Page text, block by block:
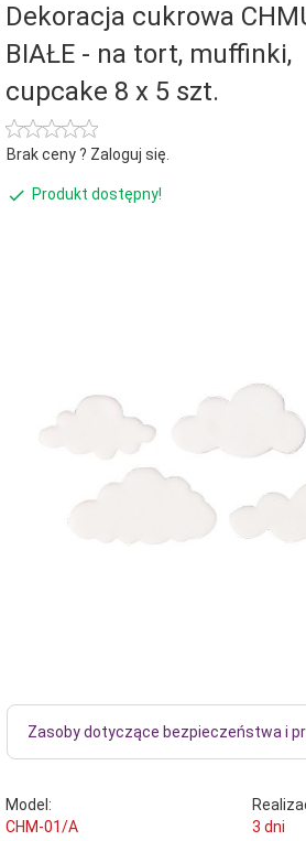
Dekoracja cukrowa
BIAŁE - na tort, muffinki,
cupcake 8 x 5 szt.
Brak ceny ? Zaloguj się.
Produkt dostępny!
Zasoby dotyczące bezpieczeństwa i
Model:
CHM-01/A
3 dni